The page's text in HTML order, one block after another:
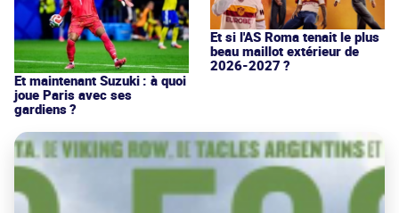
Et maintenant Suzuki : à quoi
joue Paris avec ses
gardiens ?
Et si l'AS Roma tenait le plus
beau maillot extérieur de
2026-2027 ?